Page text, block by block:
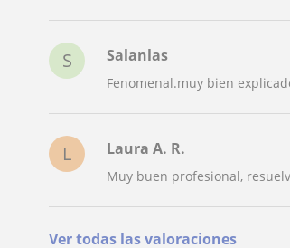
S Salanlas
Fenomenal.muy bien
L Laura A. R.
Muy buen profesional,
Ver todas las valoraciones